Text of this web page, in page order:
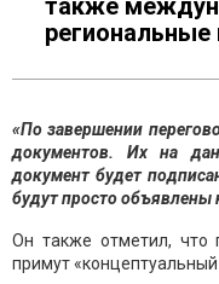
также
«По завершении
документов. Их на
документ будет
будут просто объявлены
Он также отметил, что
примут «концептуальный